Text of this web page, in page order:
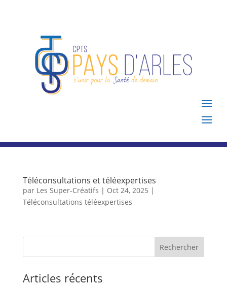
Téléconsultations et téléexpertises
par Les Super-Créatifs | Oct 24, 2025 |
Téléconsultations téléexpertises
Rechercher
Articles récents